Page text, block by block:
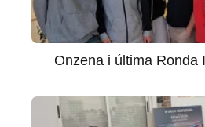
Onzena i última Ronda